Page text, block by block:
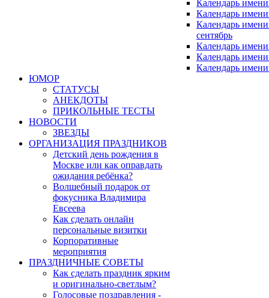
Календарь
Календарь
Календарь
сентябрь
Календарь
Календарь
Календарь
ЮМОР
СТАТУСЫ
АНЕКДОТЫ
ПРИКОЛЬНЫЕ ТЕСТЫ
НОВОСТИ
ЗВЕЗДЫ
ОРГАНИЗАЦИЯ ПРАЗДНИКОВ
Детский день рождения в
Москве или как оправдать
ожидания ребёнка?
Волшебный подарок от
фокусника Владимира
Евсеева
Как сделать онлайн
персональные визитки
Корпоративные
мероприятия
ПРАЗДНИЧНЫЕ СОВЕТЫ
Как сделать праздник ярким
и оригинально-светлым?
Голосовые поздравления -